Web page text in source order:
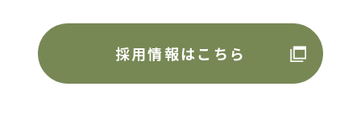
採用情報はこちら